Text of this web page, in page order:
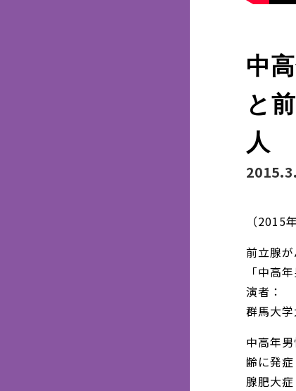
中
と
人
（2015
前立腺
「中高
演者：
群馬大
中高年
齢に発
腺肥大